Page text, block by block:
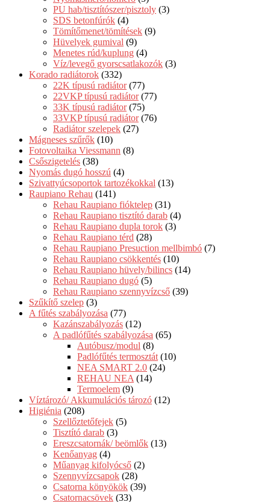
PU hab/tisztítószer/pisztoly (3)
SDS betonfúrók (4)
Tömítőmenet/tömítések (9)
Hüvelyek gumival (9)
Menetes rúd/kuplung (4)
Víz/levegő gyorscsatlakozók (3)
Korado radiátorok (332)
22K típusú radiátor (77)
22VKP típusú radiátor (77)
33K típusú radiátor (75)
33VKP típusú radiátor (76)
Radiátor szelepek (27)
Mágneses szűrők (10)
Fotovoltaika Viessmann (8)
Csőszigetelés (38)
Nyomás dugó hosszú (4)
Szivattyúcsoportok tartozékokkal (13)
Raupiano Rehau (141)
Rehau Raupiano fióktelep (31)
Rehau Raupiano tisztító darab (4)
Rehau Raupiano dupla torok (3)
Rehau Raupiano térd (28)
Rehau Raupiano Presuction mellbimbó (7)
Rehau Raupiano csökkentés (10)
Rehau Raupiano hüvely/bilincs (14)
Rehau Raupiano dugó (5)
Rehau Raupiano szennyvízcső (39)
Szűkítő szelep (3)
A fűtés szabályozása (77)
Kazánszabályozás (12)
A padlófűtés szabályozása (65)
Autóbusz/modul (8)
Padlófűtés termosztát (10)
NEA SMART 2.0 (24)
REHAU NEA (14)
Termoelem (9)
Víztározó/ Akkumulációs tározó (12)
Higiénia (208)
Szellőztetőfejek (5)
Tisztító darab (3)
Ereszcsatornák/ beömlők (13)
Kenőanyag (4)
Műanyag kifolyócső (2)
Szennyvízcsapok (28)
Csatorna könyökök (39)
Csatornacsövek (33)